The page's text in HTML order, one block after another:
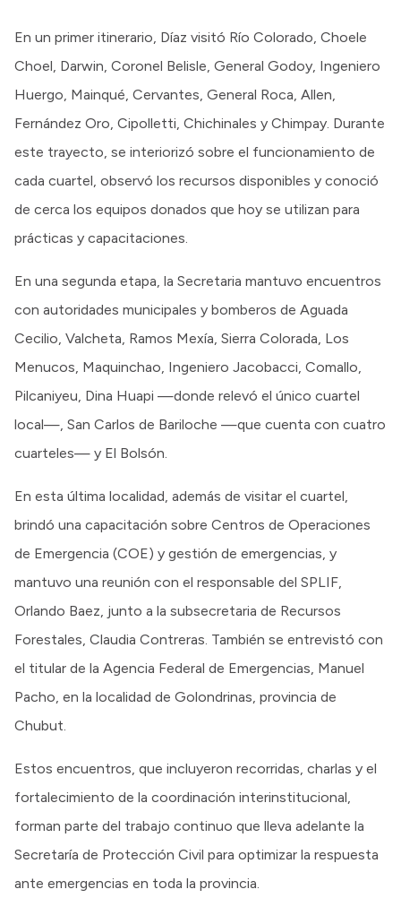
En un primer itinerario, Díaz visitó Río Colorado, Choele
Choel, Darwin, Coronel Belisle, General Godoy, Ingeniero
Huergo, Mainqué, Cervantes, General Roca, Allen,
Fernández Oro, Cipolletti, Chichinales y Chimpay. Durante
este trayecto, se interiorizó sobre el funcionamiento de
cada cuartel, observó los recursos disponibles y conoció
de cerca los equipos donados que hoy se utilizan para
prácticas y capacitaciones.
En una segunda etapa, la Secretaria mantuvo encuentros
con autoridades municipales y bomberos de Aguada
Cecilio, Valcheta, Ramos Mexía, Sierra Colorada, Los
Menucos, Maquinchao, Ingeniero Jacobacci, Comallo,
Pilcaniyeu, Dina Huapi —donde relevó el único cuartel
local—, San Carlos de Bariloche —que cuenta con cuatro
cuarteles— y El Bolsón.
En esta última localidad, además de visitar el cuartel,
brindó una capacitación sobre Centros de Operaciones
de Emergencia (COE) y gestión de emergencias, y
mantuvo una reunión con el responsable del SPLIF,
Orlando Baez, junto a la subsecretaria de Recursos
Forestales, Claudia Contreras. También se entrevistó con
el titular de la Agencia Federal de Emergencias, Manuel
Pacho, en la localidad de Golondrinas, provincia de
Chubut.
Estos encuentros, que incluyeron recorridas, charlas y el
fortalecimiento de la coordinación interinstitucional,
forman parte del trabajo continuo que lleva adelante la
Secretaría de Protección Civil para optimizar la respuesta
ante emergencias en toda la provincia.